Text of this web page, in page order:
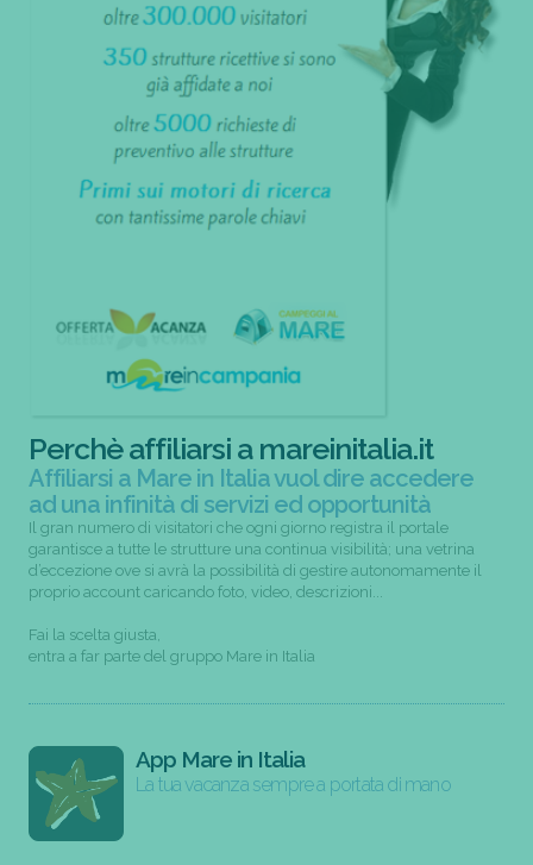
Perchè affiliarsi a mareinitalia.it
Affiliarsi a Mare in Italia vuol dire accedere
ad una infinità di servizi ed opportunità
Il gran numero di visitatori che ogni giorno registra il portale
garantisce a tutte le strutture una continua visibilità; una vetrina
d’eccezione ove si avrà la possibilità di gestire autonomamente il
proprio account caricando foto, video, descrizioni...
Fai la scelta giusta,
entra a far parte del gruppo Mare in Italia
App Mare in Italia
La tua vacanza sempre a portata di mano